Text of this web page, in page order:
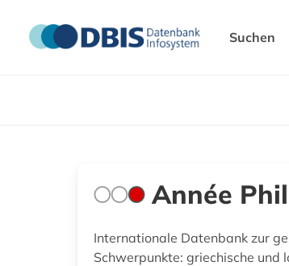
Suchen
Année
Internationale Datenbank zur
Schwerpunkte: griechische und